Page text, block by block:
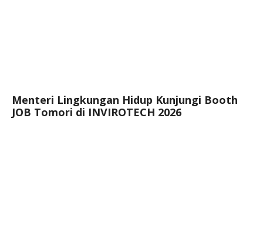
Menteri Lingkungan Hidup Kunjungi Booth
JOB Tomori di INVIROTECH 2026